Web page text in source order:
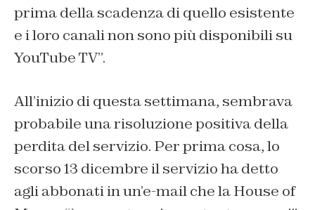
prima della scadenza di quello esistente
e i loro canali non sono più disponibili su
YouTube TV”.
All’inizio di questa settimana, sembrava
probabile una risoluzione positiva della
perdita del servizio. Per prima cosa, lo
scorso 13 dicembre il servizio ha detto
agli abbonati in un’e-mail che la House of